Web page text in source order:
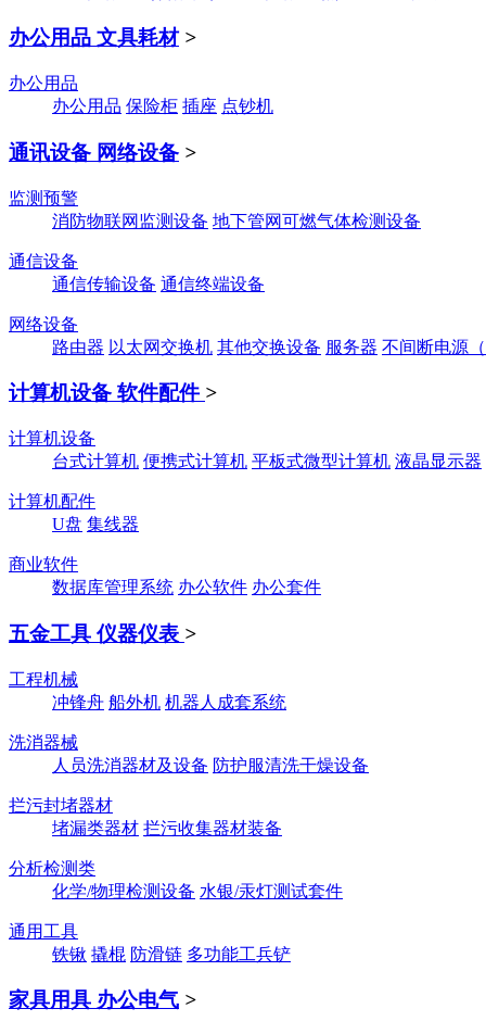
办公用品 文具耗材 >
办公用品
办公用品 保险柜 插座 点钞机
通讯设备 网络设备 >
监测预警
消防物联网监测设备 地下管网可燃气体检测设备
通信设备
通信传输设备 通信终端设备
网络设备
路由器 以太网交换机 其他交换设备 服务器 不间断电源
计算机设备 软件配件 >
计算机设备
台式计算机 便携式计算机 平板式微型计算机 液晶显示器
计算机配件
U盘 集线器
商业软件
数据库管理系统 办公软件 办公套件
五金工具 仪器仪表 >
工程机械
冲锋舟 船外机 机器人成套系统
洗消器械
人员洗消器材及设备 防护服清洗干燥设备
拦污封堵器材
堵漏类器材 拦污收集器材装备
分析检测类
化学/物理检测设备 水银/汞灯测试套件
通用工具
铁锹 撬棍 防滑链 多功能工兵铲
家具用具 办公电气 >